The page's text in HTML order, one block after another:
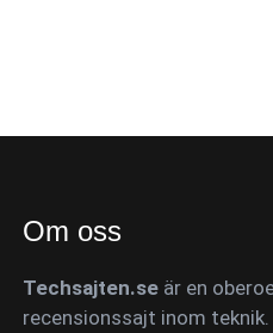
Om oss
Techsajten.se är en
recensionssajt inom teknik.